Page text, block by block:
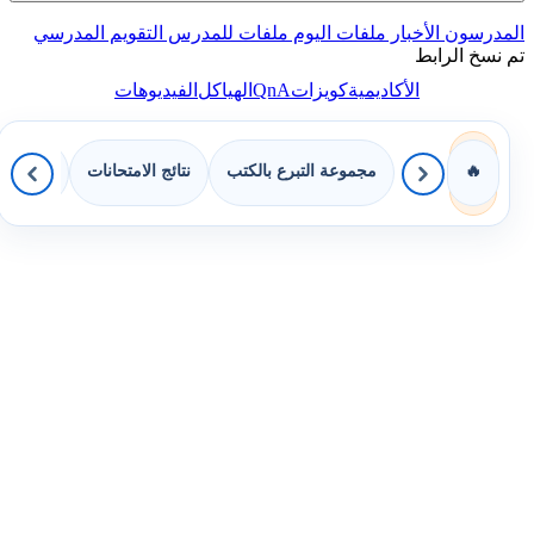
المدرسون الأخبار ملفات اليوم ملفات للمدرس التقويم المدرسي
تم نسخ الرابط
الأكاديميةكويزاتQnAالهياكل الفيديوهات
🔥 مجموعة التبرع بالكتب نتائج الامتحانات